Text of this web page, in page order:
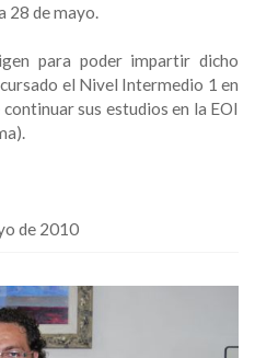
28 de mayo.
para poder impartir dicho
el Nivel Intermedio 1 en
sus estudios en la EOI
de 2010